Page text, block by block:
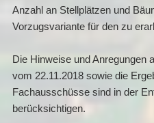
Anzahl an Stellplätzen und
Vorzugsvariante für den zu
Die Hinweise und Anregungen
vom 22.11.2018 sowie die
Fachausschüsse sind in der
berücksichtigen.